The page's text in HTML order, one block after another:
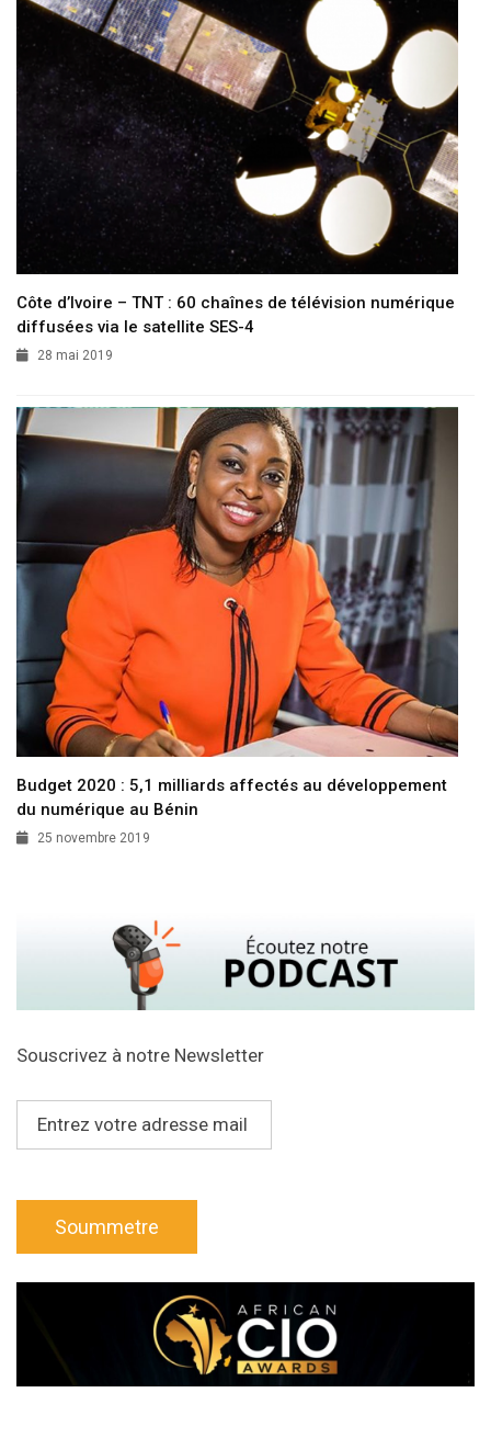
Côte d’Ivoire – TNT : 60 chaînes de télévision numérique
diffusées via le satellite SES-4
28 mai 2019
Budget 2020 : 5,1 milliards affectés au développement
du numérique au Bénin
25 novembre 2019
Souscrivez à notre Newsletter